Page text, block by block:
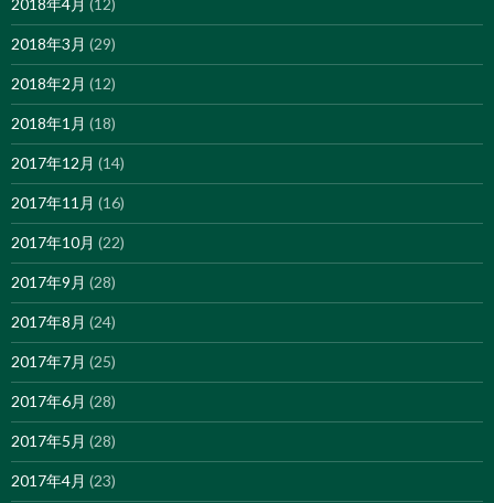
2018年4月 (12)
2018年3月 (29)
2018年2月 (12)
2018年1月 (18)
2017年12月 (14)
2017年11月 (16)
2017年10月 (22)
2017年9月 (28)
2017年8月 (24)
2017年7月 (25)
2017年6月 (28)
2017年5月 (28)
2017年4月 (23)